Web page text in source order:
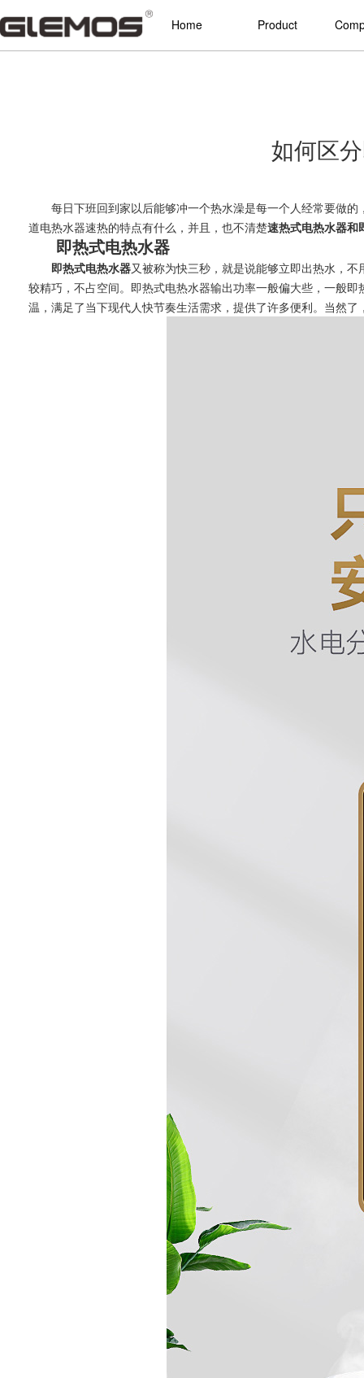
Home Product
如何区
每日下班回到家以后能够冲一个热水澡是每一个人经常要做的
道电热水器速热的特点有什么，并且，也不清楚速热式电热水器和
即热式电热水器
即热式电热水器又被称为快三秒，就是说能够立即出热水，
较精巧，不占空间。即热式电热水器输出功率一般偏大些，一般
温，满足了当下现代人快节奏生活需求，提供了许多便利。当然